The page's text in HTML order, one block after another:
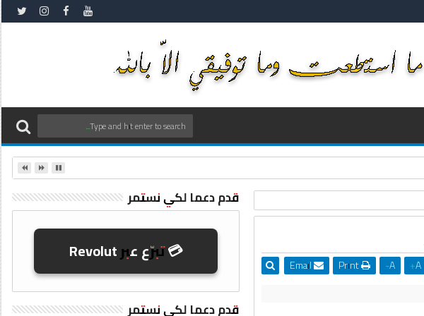
A
+
A
-
قدم دعما لكي نستمر
💳 تبرّع عبر Revolut
قدم دعما لكي نستمر